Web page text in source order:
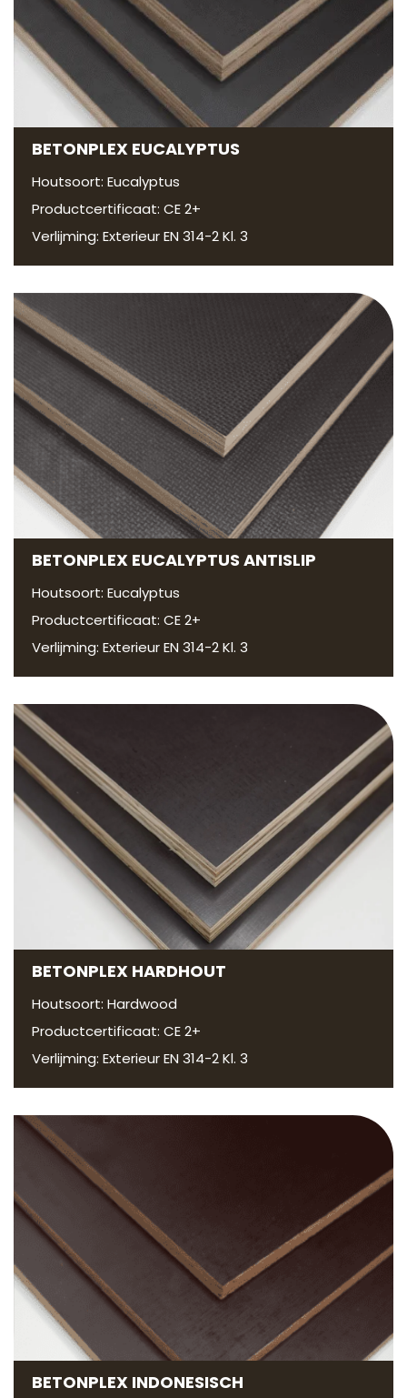
BETONPLEX EUCALYPTUS
Productcertificaat: CE 2+
Verlijming: Exterieur EN 314-2 Kl. 3
Houtsoort: Eucalyptus
BETONPLEX EUCALYPTUS ANTISLIP
Productcertificaat: CE 2+
Verlijming: Exterieur EN 314-2 Kl. 3
Houtsoort: Eucalyptus
BETONPLEX HARDHOUT
Productcertificaat: CE 2+
Verlijming: Exterieur EN 314-2 Kl. 3
Houtsoort: Hardwood
BETONPLEX INDONESISCH